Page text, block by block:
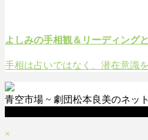
よしみの手相観＆リーディング
手相は占いではなく、潜在意識
青空市場 ~ 劇団松本良美のネッ
×